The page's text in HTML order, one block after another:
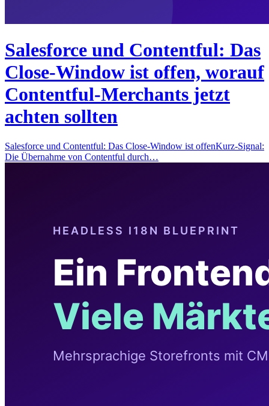
Salesforce und Contentful: Das
Close-Window ist offen, worauf
Contentful-Merchants jetzt
achten sollten
Salesforce und Contentful: Das Close-Window ist offenKurz-Signal:
Die Übernahme von Contentful durch…